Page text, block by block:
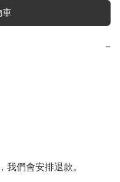
車
−
我們會安排退款。